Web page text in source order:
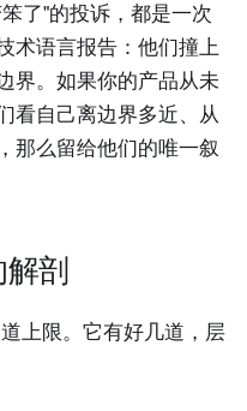
了"的投诉，都是一次
术语言报告：他们撞上
界。如果你的产品从未
看自己离边界多近、从
那么留给他们的唯一叙
剖
上限。它有好几道，层